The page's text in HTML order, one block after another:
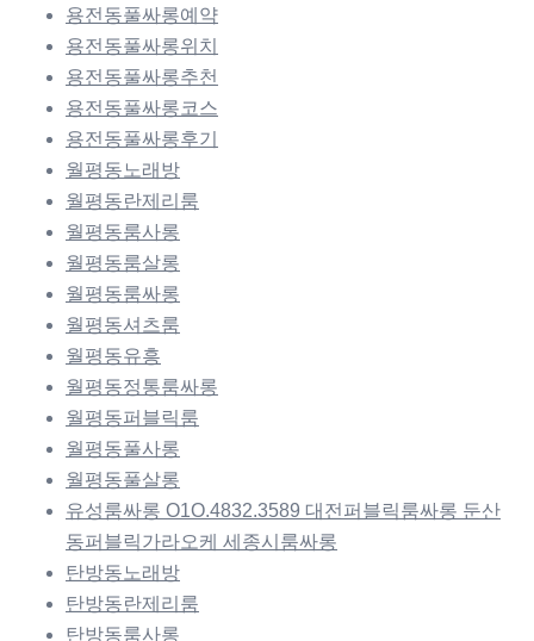
용전동풀싸롱예약
용전동풀싸롱위치
용전동풀싸롱추천
용전동풀싸롱코스
용전동풀싸롱후기
월평동노래방
월평동란제리룸
월평동룸사롱
월평동룸살롱
월평동룸싸롱
월평동셔츠룸
월평동유흥
월평동정통룸싸롱
월평동퍼블릭룸
월평동풀사롱
월평동풀살롱
유성룸싸롱 O1O.4832.3589 대전퍼블릭룸싸롱 둔산
동퍼블릭가라오케 세종시룸싸롱
탄방동노래방
탄방동란제리룸
탄방동룸사롱